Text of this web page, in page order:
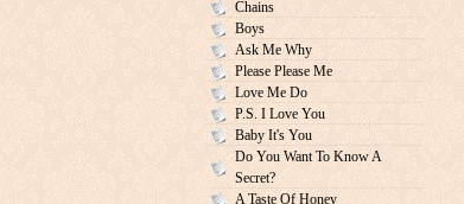
Chains
Boys
Ask Me Why
Please Please Me
Love Me Do
P.S. I Love You
Baby It's You
Do You Want To Know A
Secret?
A Taste Of Honey